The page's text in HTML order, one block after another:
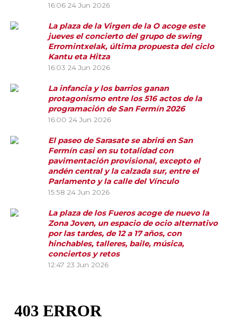
16:06 24 Jun 2026
La plaza de la Virgen de la O acoge este
jueves el concierto del grupo de swing
Erromintxelak, última propuesta del ciclo
Kantu eta Hitza
16:03 24 Jun 2026
La infancia y los barrios ganan
protagonismo entre los 516 actos de la
programación de San Fermín 2026
16:00 24 Jun 2026
El paseo de Sarasate se abrirá en San
Fermín casi en su totalidad con
pavimentación provisional, excepto el
andén central y la calzada sur, entre el
Parlamento y la calle del Vínculo
15:58 24 Jun 2026
La plaza de los Fueros acoge de nuevo la
Zona Joven, un espacio de ocio alternativo
por las tardes, de 12 a 17 años, con
hinchables, talleres, baile, música,
conciertos y retos
12:47 23 Jun 2026